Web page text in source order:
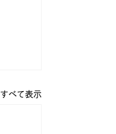
すべて表示